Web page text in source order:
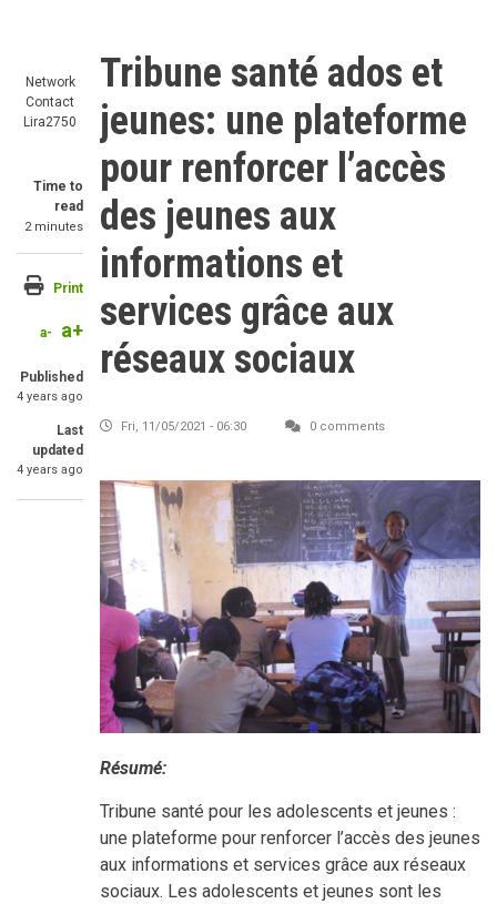
Network
Contact
Lira2750
Time to
read
2 minutes
Print
a- a+
Published
4 years ago
Last
updated
4 years ago
Tribune santé ados et
jeunes: une plateforme
pour renforcer l’accès
des jeunes aux
informations et
services grâce aux
réseaux sociaux
Fri, 11/05/2021 - 06:30 0 comments
Résumé:
Tribune santé pour les adolescents et jeunes :
une plateforme pour renforcer l’accès des jeunes
aux informations et services grâce aux réseaux
sociaux. Les adolescents et jeunes sont les